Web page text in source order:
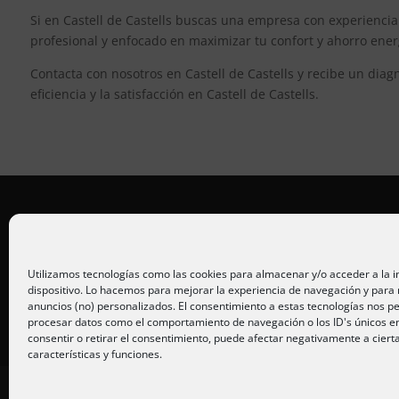
Utilizamos tecnologías como las cookies para almacenar y/o acceder a la
dispositivo. Lo hacemos para mejorar la experiencia de navegación y
anuncios (no) personalizados. El consentimiento a estas tecnologías nos
procesar datos como el comportamiento de navegación o los ID's únicos
consentir o retirar el consentimiento, puede afectar negativamente a
características y funciones.
Si en Castell de Castells buscas una empresa con
profesional y enfocado en maximizar tu confort y ahorro
Contacta con nosotros en Castell de Castells y recibe un
eficiencia y la satisfacción en Castell de Castells.
Placas solares Murcia
Placas solares San Juan